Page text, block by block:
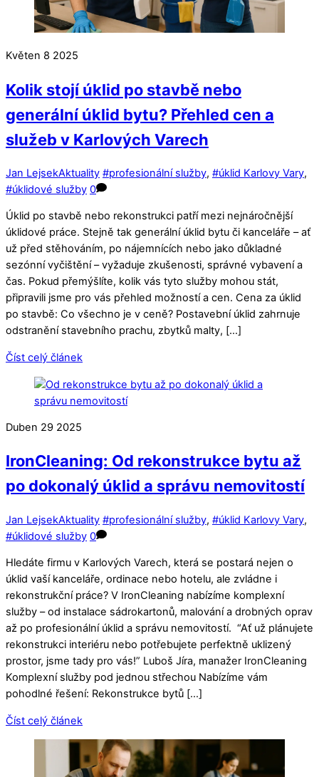
Květen 8 2025
Kolik stojí úklid po stavbě nebo
generální úklid bytu? Přehled cen a
služeb v Karlových Varech
Jan LejsekAktuality #profesionální služby, #úklid Karlovy Vary,
#úklidové služby 0
Úklid po stavbě nebo rekonstrukci patří mezi nejnáročnější
úklidové práce. Stejně tak generální úklid bytu či kanceláře – ať
už před stěhováním, po nájemnících nebo jako důkladné
sezónní vyčištění – vyžaduje zkušenosti, správné vybavení a
čas. Pokud přemýšlíte, kolik vás tyto služby mohou stát,
připravili jsme pro vás přehled možností a cen. Cena za úklid
po stavbě: Co všechno je v ceně? Postavební úklid zahrnuje
odstranění stavebního prachu, zbytků malty, […]
Číst celý článek
Duben 29 2025
IronCleaning: Od rekonstrukce bytu až
po dokonalý úklid a správu nemovitostí
Jan LejsekAktuality #profesionální služby, #úklid Karlovy Vary,
#úklidové služby 0
Hledáte firmu v Karlových Varech, která se postará nejen o
úklid vaší kanceláře, ordinace nebo hotelu, ale zvládne i
rekonstrukční práce? V IronCleaning nabízíme komplexní
služby – od instalace sádrokartonů, malování a drobných oprav
až po profesionální úklid a správu nemovitostí. “Ať už plánujete
rekonstrukci interiéru nebo potřebujete perfektně uklizený
prostor, jsme tady pro vás!” Luboš Jíra, manažer IronCleaning
Komplexní služby pod jednou střechou Nabízíme vám
pohodlné řešení: Rekonstrukce bytů […]
Číst celý článek